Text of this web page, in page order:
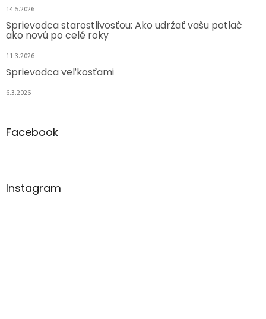
14.5.2026
Sprievodca starostlivosťou: Ako udržať vašu potlač
ako novú po celé roky
11.3.2026
Sprievodca veľkosťami
6.3.2026
Facebook
Instagram